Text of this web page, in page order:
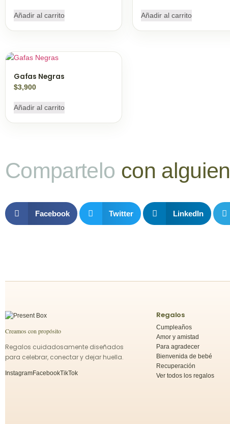
Añadir al carrito Añadir al carrito
Gafas Negras
$3,900
Añadir al carrito
Compartelo con alguien
Facebook Twitter LinkedIn
Creamos con propósito
Regalos cuidadosamente diseñados
para celebrar, conectar y dejar huella.
InstagramFacebookTikTok
Regalos
Cumpleaños
Amor y amistad
Para agradecer
Bienvenida de bebé
Recuperación
Ver todos los regalos